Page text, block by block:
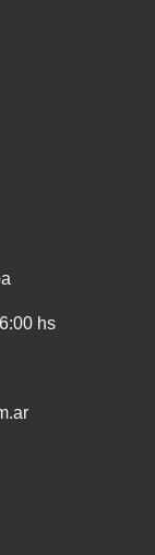
hs